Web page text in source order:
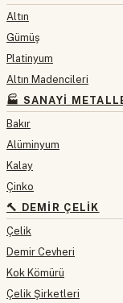
Altın
Gümüş
Platinyum
Altın Madencileri
🏭 SANAYI
Bakır
Alüminyum
Kalay
Çinko
🔨 DEMIR ÇELIK
Çelik
Demir Cevheri
Kok Kömürü
Çelik Şirketleri